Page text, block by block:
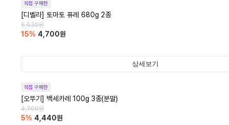
직접 구매한
[디벨라] 토마토 퓨레 680g 2종
5,530원
15% 4,700원
상세보기
직접 구매한
[오뚜기] 백세카레 100g 3종(분말)
4,700원
5% 4,440원